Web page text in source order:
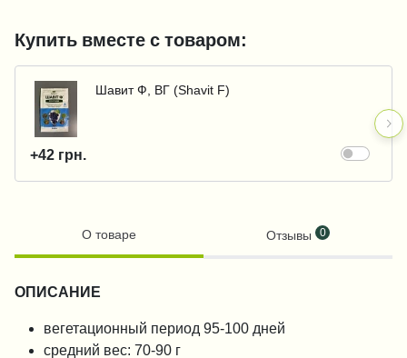
Купить вместе с товаром:
Шавит Ф, ВГ (Shavit F)
+42 грн.
О товаре Отзывы 0
ОПИСАНИЕ
вегетационный период 95-100 дней
средний вес: 70-90 г